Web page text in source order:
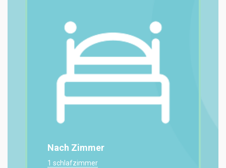
Nach Zimmer
1 schlafzimmer